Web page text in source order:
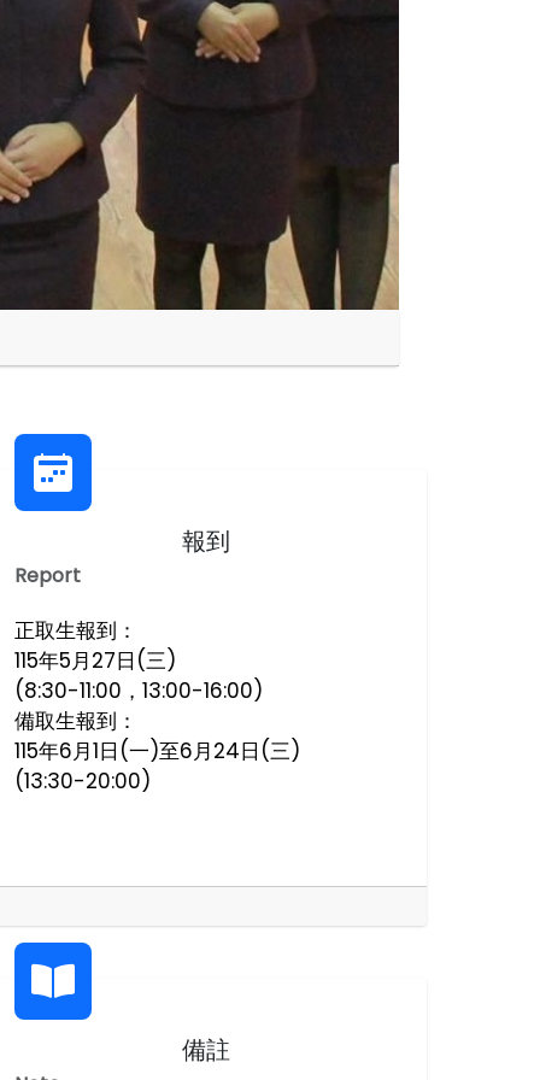
報到
Report
正取生報到：
115年5月27日(三)
(8:30-11:00，13:00-16:00)
備取生報到：
115年6月1日(一)至6月24日(三)
(13:30-20:00)
備註